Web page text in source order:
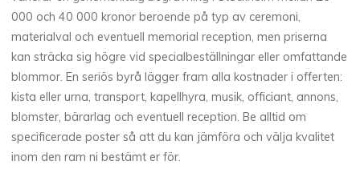
000 och 40 000 kronor beroende på typ av ceremoni,
materialval och eventuell memorial reception, men priserna
kan sträcka sig högre vid specialbeställningar eller omfattande
blommor. En seriös byrå lägger fram alla kostnader i offerten:
kista eller urna, transport, kapellhyra, musik, officiant, annons,
blomster, bärarlag och eventuell reception. Be alltid om
specificerade poster så att du kan jämföra och välja kvalitet
inom den ram ni bestämt er för.